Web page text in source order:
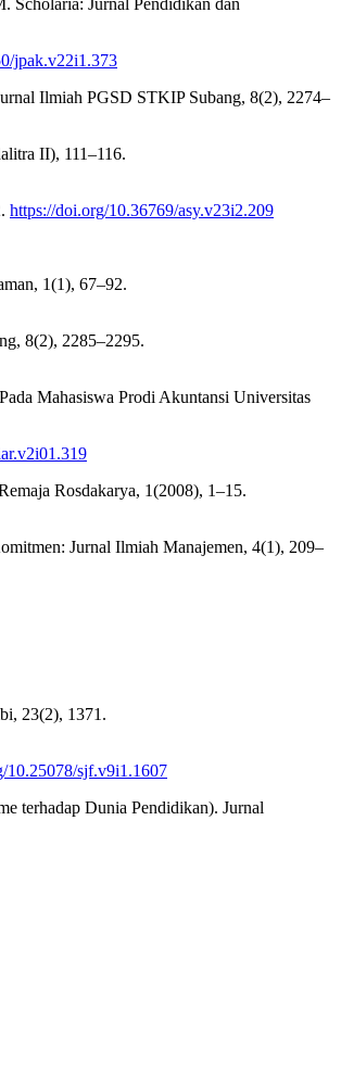
Jurnal Pendidikan dan
jpak.v22i1.373
Ilmiah PGSD STKIP Subang, 8(2), 2274–
II), 111–116.
https://doi.org/10.36769/asy.v23i2.209
1(1), 67–92.
8(2), 2285–2295.
Mahasiswa Prodi Akuntansi Universitas
Rosdakarya, 1(2008), 1–15.
Jurnal Ilmiah Manajemen, 4(1), 209–
23(2), 1371.
10.25078/sjf.v9i1.1607
terhadap Dunia Pendidikan). Jurnal